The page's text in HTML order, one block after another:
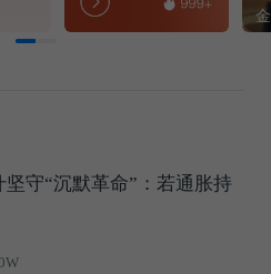
守“沉默革命”：若通胀持